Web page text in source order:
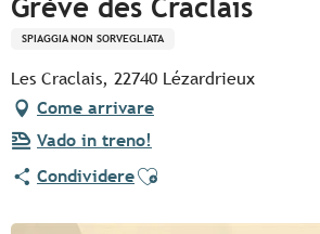
Grève des Craclais
SPIAGGIA NON SORVEGLIATA
Les Craclais, 22740 Lézardrieux
Come arrivare
Vado in treno!
CondividereAjouter aux favoris